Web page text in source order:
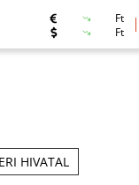
Ft
Ft
HIVATAL